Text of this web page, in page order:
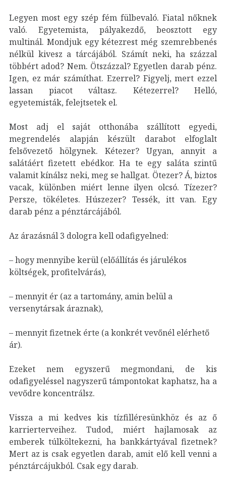
Legyen most egy szép fém fülbevaló. Fiatal nőknek
való. Egyetemista, pályakezdő, beosztott egy
multinál. Mondjuk egy kétezrest még szemrebbenés
nélkül kivesz a tárcájából. Számít neki, ha százzal
többért adod? Nem. Ötszázzal? Egyetlen darab pénz.
Igen, ez már számíthat. Ezerrel? Figyelj, mert ezzel
lassan piacot váltasz. Kétezerrel? Helló,
egyetemisták, felejtsetek el.
Most adj el saját otthonába szállított egyedi,
megrendelés alapján készült darabot elfoglalt
felsővezető hölgynek. Kétezer? Ugyan, annyit a
salátáért fizetett ebédkor. Ha te egy saláta szintű
valamit kínálsz neki, meg se hallgat. Ötezer? Á, biztos
vacak, különben miért lenne ilyen olcsó. Tízezer?
Persze, tökéletes. Húszezer? Tessék, itt van. Egy
darab pénz a pénztárcájából.
Az árazásnál 3 dologra kell odafigyelned:
– hogy mennyibe kerül (előállítás és járulékos
költségek, profitelvárás),
– mennyit ér (az a tartomány, amin belül a
versenytársak áraznak),
– mennyit fizetnek érte (a konkrét vevőnél elérhető
ár).
Ezeket nem egyszerű megmondani, de kis
odafigyeléssel nagyszerű támpontokat kaphatsz, ha a
vevődre koncentrálsz.
Vissza a mi kedves kis tízfilléresünkhöz és az ő
karrierterveihez. Tudod, miért hajlamosak az
emberek túlköltekezni, ha bankkártyával fizetnek?
Mert az is csak egyetlen darab, amit elő kell venni a
pénztárcájukból. Csak egy darab.